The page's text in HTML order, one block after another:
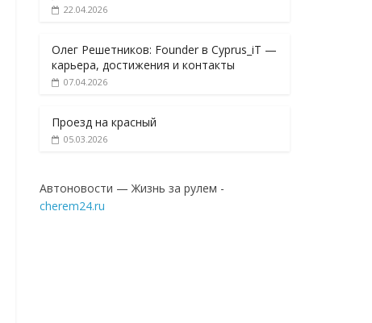
22.04.2026
Олег Решетников: Founder в Cyprus_iT —
карьера, достижения и контакты
07.04.2026
Проезд на красный
05.03.2026
Автоновости — Жизнь за рулем -
cherem24.ru